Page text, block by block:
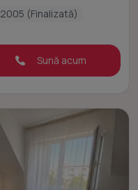
2005 (Finalizată)
Sună acum